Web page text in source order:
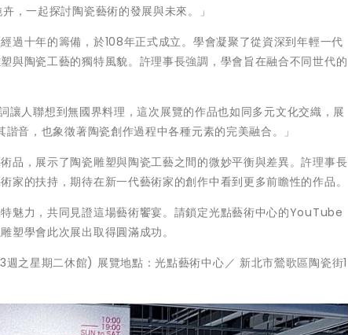
，一起探討陶瓷藝術的發展與未來。」
過十年的籌備，於108年正式成立。學會凝聚了從資深到年輕一代
與陶瓷工藝的獨特風貌。許理事長強調，學會旨在融合不同世代的
讓人聯想到無國界料理，這次展覽的作品也如同多元文化交織，展
音，也象徵著陶瓷創作過程中各種元素的完美融合。」
品，展示了陶瓷雕塑與陶瓷工藝之間的微妙平衡與差異。許理事長
的扶持，期待在新一代藝術家的創作中看到更多前瞻性的作品。
魅力，共同見證這場藝術饗宴。請鎖定光點藝術中心的YouTube
塑學會此次展出取得圓滿成功。
星期二休館) 展覽地點：光點藝術中心／ 新北市鶯歌區陶瓷街1